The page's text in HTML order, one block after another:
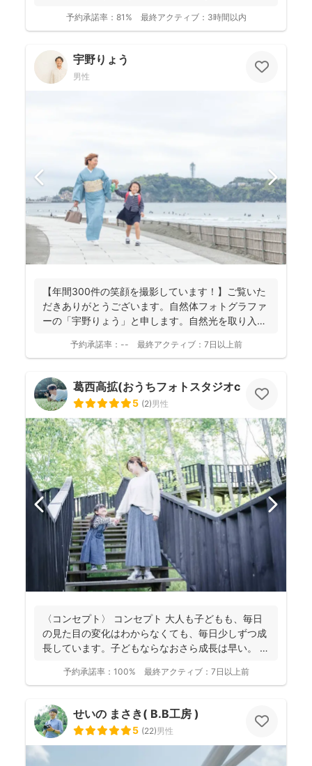
予約承諾率： 81% 最終アクティブ： 3時間以内
宇野りょう
男性
【年間300件の笑顔を撮影しています！】ご覧いた
だきありがとうございます。自然体フォトグラファ
ーの「宇野りょう」と申します。自然光を取り入れ
予約承諾率： -- 最終アクティブ： 7日以上前
葛西高拡(おうちフォトスタジオcocofilm)
5 (2)男性
〈コンセプト〉 コンセプト 大人も子どもも、毎日
の見た目の変化はわからなくても、毎日少しずつ成
長しています。子どもならなおさら成長は早い。
予約承諾率： 100% 最終アクティブ： 7日以上前
せいの まさき( B.B工房 )
5 (22)男性